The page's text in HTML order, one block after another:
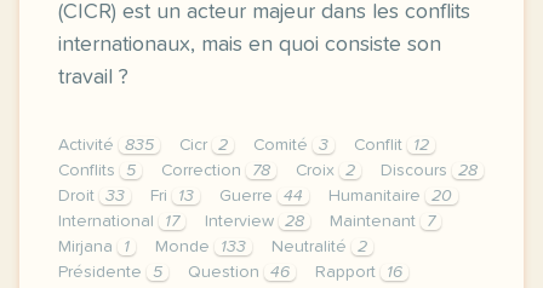
(CICR) est un acteur majeur dans les conflits
internationaux, mais en quoi consiste son
travail ?
Activité 835 Cicr 2 Comité 3 Conflit
12
Conflits
5 Correction 78 Croix 2 Discours
28
Droit
33 Fri 13 Guerre 44 Humanitaire
20
International
17 Interview 28 Maintenant
7
Mirjana
1 Monde 133 Neutralité
2
Présidente
5 Question 46 Rapport
16